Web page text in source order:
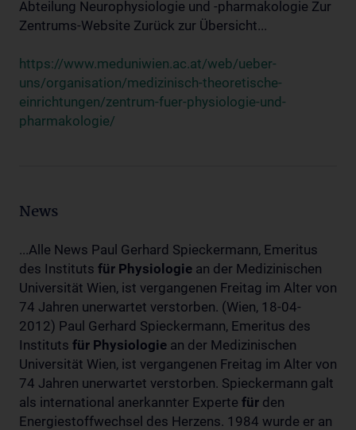
Abteilung Neurophysiologie und -pharmakologie Zur
Zentrums-Website Zurück zur Übersicht...
https://www.meduniwien.ac.at/web/ueber-
uns/organisation/medizinisch-theoretische-
einrichtungen/zentrum-fuer-physiologie-und-
pharmakologie/
News
...Alle News Paul Gerhard Spieckermann, Emeritus
des Instituts für Physiologie an der Medizinischen
Universität Wien, ist vergangenen Freitag im Alter von
74 Jahren unerwartet verstorben. (Wien, 18-04-
2012) Paul Gerhard Spieckermann, Emeritus des
Instituts für Physiologie an der Medizinischen
Universität Wien, ist vergangenen Freitag im Alter von
74 Jahren unerwartet verstorben. Spieckermann galt
als international anerkannter Experte für den
Energiestoffwechsel des Herzens. 1984 wurde er an